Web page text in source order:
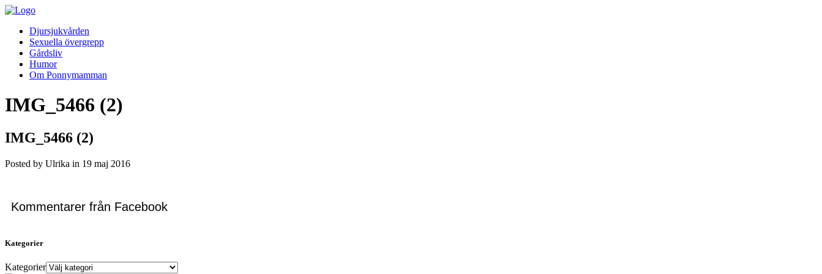
Djursjukvården
Sexuella övergrepp
Gårdsliv
Humor
Om Ponnymamman
IMG_5466 (2)
IMG_5466 (2)
Posted by Ulrika in 19 maj 2016
Kommentarer från Facebook
Kategorier
Kategorier